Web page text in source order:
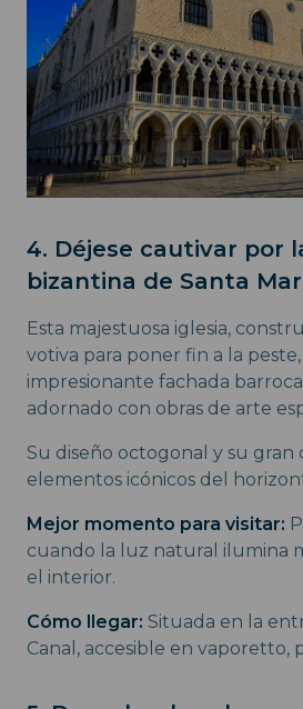
4. Déjese cautivar por
bizantina de Santa
Esta majestuosa iglesia,
votiva para poner fin a la
impresionante fachada
adornado con obras de arte
Su diseño octogonal y su gran
elementos icónicos del
Mejor momento para visitar:
cuando la luz natural ilumina
el interior.
Cómo llegar: Situada en la
Canal, accesible en vaporetto,